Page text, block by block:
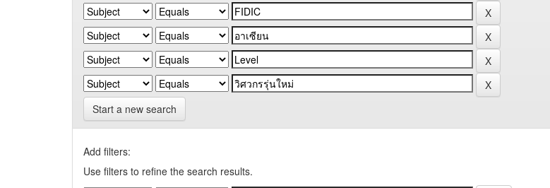
Start a new search
Add filters:
Use filters to refine the search results.